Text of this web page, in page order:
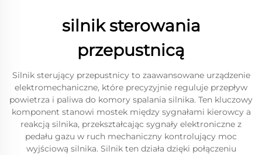
silnik sterowania
przepustnicą
Silnik sterujący przepustnicy to zaawansowane urządzenie
elektromechaniczne, które precyzyjnie reguluje przepływ
powietrza i paliwa do komory spalania silnika. Ten kluczowy
komponent stanowi mostek między sygnałami kierowcy a
reakcją silnika, przekształcając sygnały elektroniczne z
pedału gazu w ruch mechaniczny kontrolujący moc
wyjściową silnika. Silnik ten działa dzięki połączeniu